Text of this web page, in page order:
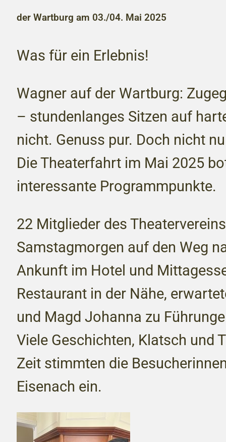
der Wartburg am 03./04. Mai 2025
Was für ein Erlebnis!
Wagner auf der Wartburg:
– stundenlanges Sitzen auf
nicht. Genuss pur. Doch nicht
Die Theaterfahrt im Mai 2025
interessante Programmpunkte.
22 Mitglieder des
Samstagmorgen auf den Weg
Ankunft im Hotel und
Restaurant in der Nähe,
und Magd Johanna zu
Viele Geschichten, Klatsch und
Zeit stimmten die
Eisenach ein.